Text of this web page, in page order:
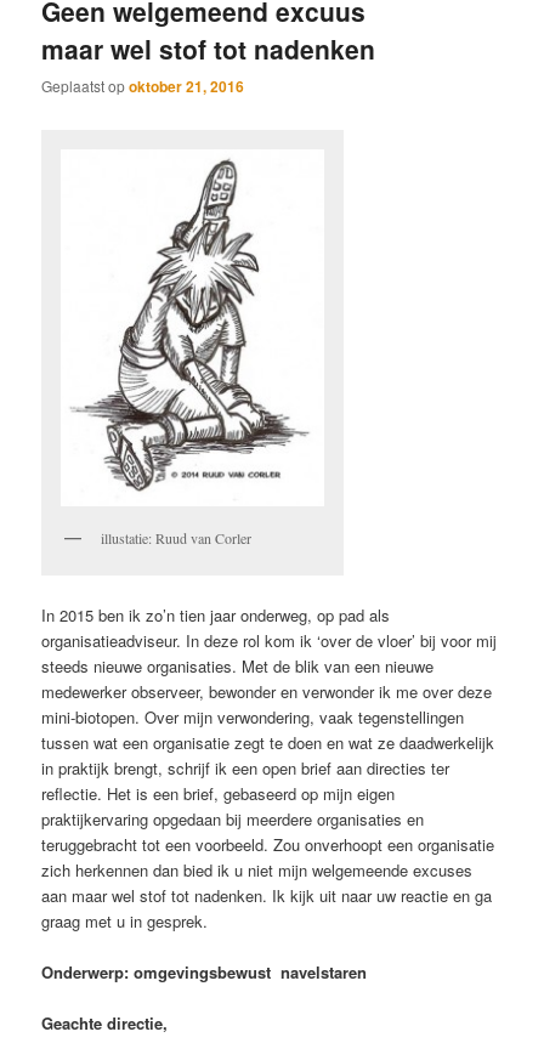
Geen welgemeend excuus
maar wel stof tot nadenken
Geplaatst opoktober 21, 2016
illustatie: Ruud van Corler
In 2015 ben ik zo’n tien jaar onderweg, op pad als
organisatieadviseur. In deze rol kom ik ‘over de vloer’ bij voor mij
steeds nieuwe organisaties. Met de blik van een nieuwe
medewerker observeer, bewonder en verwonder ik me over deze
mini-biotopen. Over mijn verwondering, vaak tegenstellingen
tussen wat een organisatie zegt te doen en wat ze daadwerkelijk
in praktijk brengt, schrijf ik een open brief aan directies ter
reflectie. Het is een brief, gebaseerd op mijn eigen
praktijkervaring opgedaan bij meerdere organisaties en
teruggebracht tot een voorbeeld. Zou onverhoopt een organisatie
zich herkennen dan bied ik u niet mijn welgemeende excuses
aan maar wel stof tot nadenken. Ik kijk uit naar uw reactie en ga
graag met u in gesprek.
Onderwerp: omgevingsbewust navelstaren
Geachte directie,